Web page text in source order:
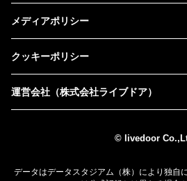
メディアポリシー
クッキーポリシー
運営会社（株式会社ライブドア）
© livedoor
データはデータスタジアム（株）により独自